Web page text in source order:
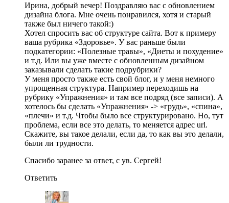
Ирина, добрый вечер! Поздравляю вас с обновлением
дизайна блога. Мне очень понравился, хотя и старый
также был ничего такой:)
Хотел спросить вас об структуре сайта. Вот к примеру
ваша рубрика «Здоровье». У вас раньше были
подкатегории: «Полезные травы», «Диеты и похудение»
и т.д. Или вы уже вместе с обновленным дизайном
заказывали сделать такие подрубрики?
У меня просто также есть свой блог, и у меня немного
упрощенная структура. Например переходишь на
рубрику «Упражнения» и там все подряд (все записи). А
хотелось бы сделать «Упражнения» -> «грудь», «спина»,
«плечи» и т.д. Чтобы было все структурировано. Но, тут
проблема, если все это делать, то меняется адрес url.
Скажите, вы такое делали, если да, то как вы это делали,
были ли трудности.
Спасибо заранее за ответ, с ув. Сергей!
Ответить